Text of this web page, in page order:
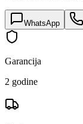
WhatsApp
Garancija
2 godine